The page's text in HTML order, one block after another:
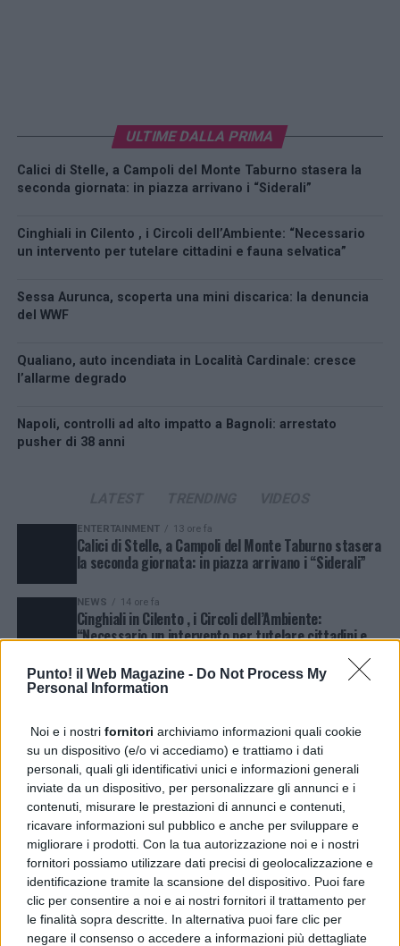
Punto! il Web Magazine - Do Not Process My
Personal Information
Noi e i nostri fornitori archiviamo informazioni quali cookie
su un dispositivo (e/o vi accediamo) e trattiamo i dati
personali, quali gli identificativi unici e informazioni generali
inviate da un dispositivo, per personalizzare gli annunci e i
contenuti, misurare le prestazioni di annunci e contenuti,
ricavare informazioni sul pubblico e anche per sviluppare e
migliorare i prodotti. Con la tua autorizzazione noi e i nostri
fornitori possiamo utilizzare dati precisi di geolocalizzazione e
identificazione tramite la scansione del dispositivo. Puoi fare
clic per consentire a noi e ai nostri fornitori il trattamento per
le finalità sopra descritte. In alternativa puoi fare clic per
negare il consenso o accedere a informazioni più dettagliate
ULTIME DALLA PRIMA
Calici di Stelle, a Campoli del Monte Taburno stasera la
seconda giornata: in piazza arrivano i “Siderali”
Cinghiali in Cilento , i Circoli dell’Ambiente: “Necessario
un intervento per tutelare cittadini e fauna selvatica”
Sessa Aurunca, scoperta una mini discarica: la denuncia
del WWF
Qualiano, auto incendiata in Località Cardinale: cresce
l’allarme degrado
Napoli, controlli ad alto impatto a Bagnoli: arrestato
pusher di 38 anni
ENTERTAINMENT 13 ore fa
Calici di Stelle, a Campoli del Monte Taburno stasera
la seconda giornata: in piazza arrivano i “Siderali”
NEWS 14 ore fa
Cinghiali in Cilento , i Circoli dell’Ambiente:
“Necessario un intervento per tutelare cittadini e
NEWS 14 ore fa
Sessa Aurunca, scoperta una mini discarica: la
NEWS 17 ore fa
Qualiano, auto incendiata in Località Cardinale:
cresce l’allarme degrado
CRONACA 18 ore fa
Napoli, controlli ad alto impatto a Bagnoli: arrestato
pusher di 38 anni
NEWS 3 giorni fa
Guasto all’Acquedotto Campano, stop all’acqua tra
Qualiano e Villaricca